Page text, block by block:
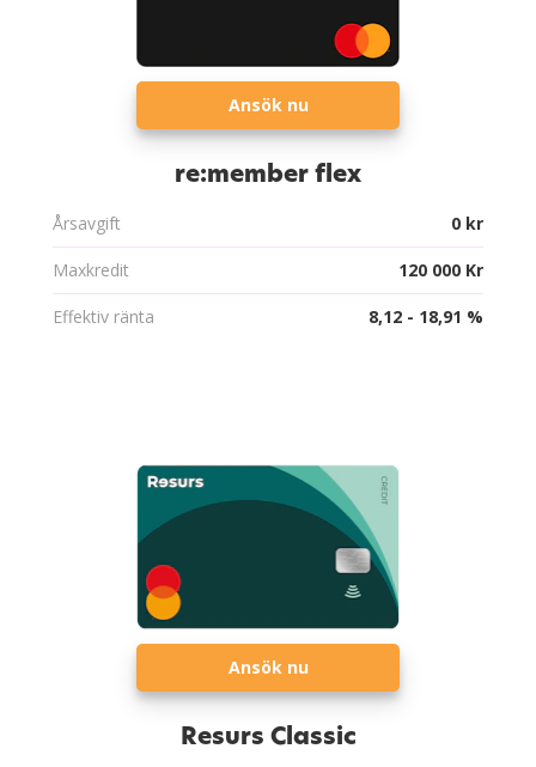
Ansök nu
re:member flex
Årsavgift 0 kr
Maxkredit 120 000 Kr
Effektiv ränta 8,12 - 18,91 %
Ansök nu
Resurs Classic